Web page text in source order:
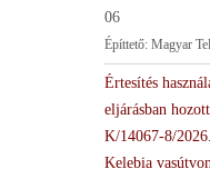
06
Építtető: Magyar
Értesítés
eljárásban
K/14067-8/
Kelebia